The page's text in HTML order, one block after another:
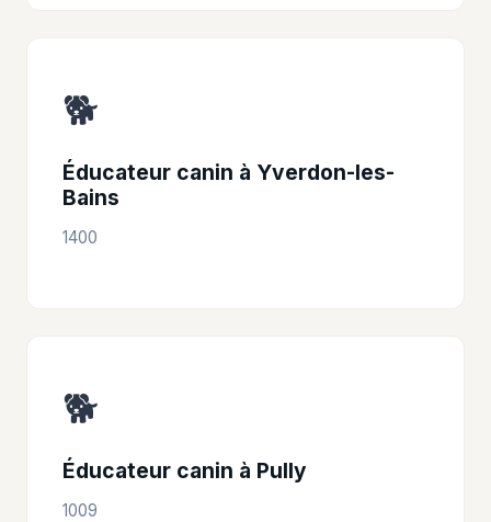
🐕
Éducateur canin à Yverdon-les-
Bains
1400
🐕
Éducateur canin à Pully
1009